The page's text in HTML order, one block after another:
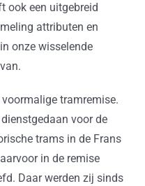
ook een uitgebreid
attributen en
onze wisselende
tramremise.
voor de
trams in de Frans
in de remise
Daar werden zij sinds